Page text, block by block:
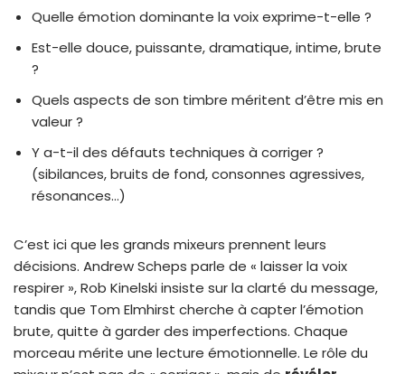
Quelle émotion dominante la voix exprime-t-elle ?
Est-elle douce, puissante, dramatique, intime, brute
?
Quels aspects de son timbre méritent d’être mis en
valeur ?
Y a-t-il des défauts techniques à corriger ?
(sibilances, bruits de fond, consonnes agressives,
résonances…)
C’est ici que les grands mixeurs prennent leurs
décisions. Andrew Scheps parle de « laisser la voix
respirer », Rob Kinelski insiste sur la clarté du message,
tandis que Tom Elmhirst cherche à capter l’émotion
brute, quitte à garder des imperfections. Chaque
morceau mérite une lecture émotionnelle. Le rôle du